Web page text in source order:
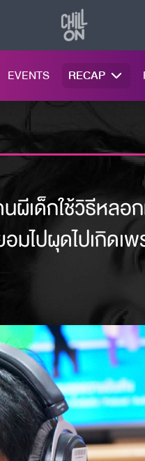
EVENTS RECAP
เด็กใช้วิธีหลอก
ไปผุดไปเกิดเพ